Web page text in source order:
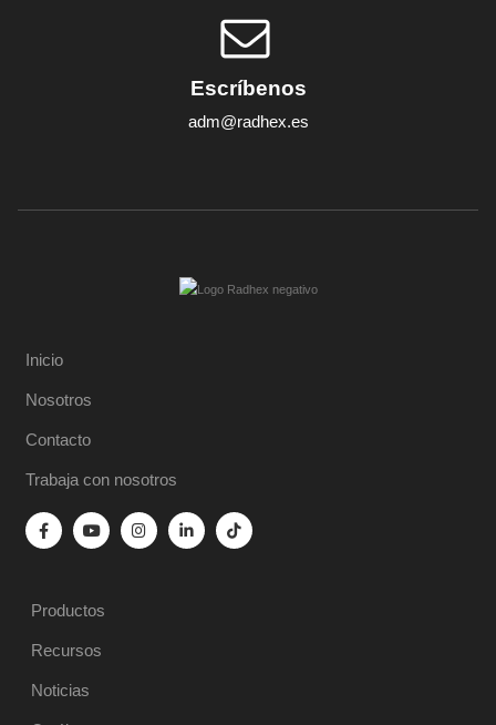
Escríbenos
adm@radhex.es
Inicio
Nosotros
Contacto
Trabaja con nosotros
Productos
Recursos
Noticias